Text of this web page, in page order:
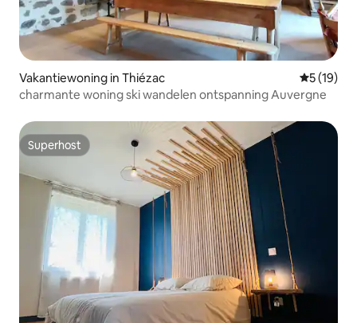
Vakantiewoning in Thiézac
5 (19)
charmante woning ski wandelen ontspanning Auvergne
Superhost
Superhost